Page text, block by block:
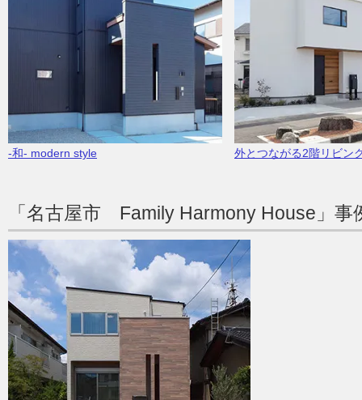
-和- modern style 外とつながる2階リビン
「名古屋市 Family Harmony House」事